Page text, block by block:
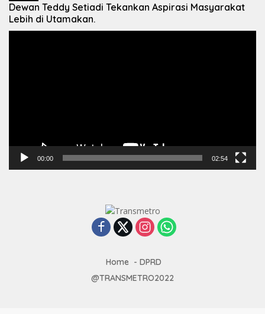
Dewan Teddy Setiadi Tekankan Aspirasi Masyarakat
Lebih di Utamakan.
00:00 02:54
Home
DPRD
@TRANSMETRO2022